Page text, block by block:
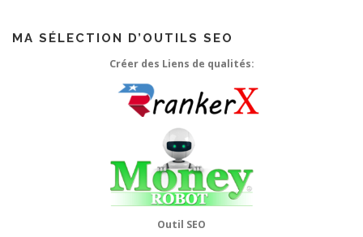
MA SÉLECTION D’OUTILS SEO
Créer des Liens de qualités:
Outil SEO